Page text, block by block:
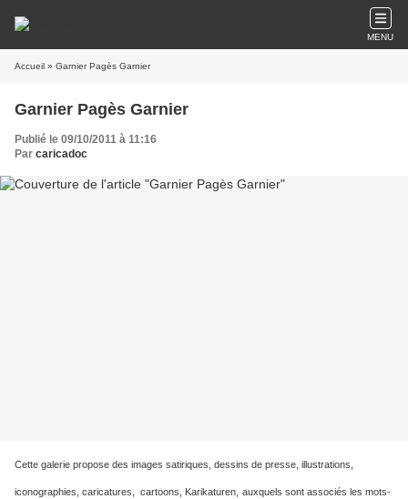
MENU
Accueil » Garnier Pagès Garnier
Garnier Pagès Garnier
Publié le 09/10/2011 à 11:16
Par caricadoc
Cette galerie propose des images satiriques, dessins de presse, illustrations,
iconographies, caricatures, cartoons, Karikaturen, auxquels sont associés les mots-